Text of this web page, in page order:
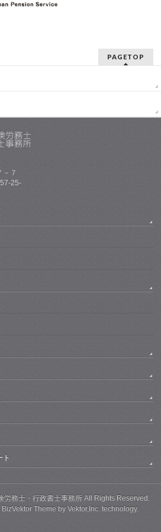
PAGETOP
－７
25-
ト
労務士・行政書士事務所All Rights Reserved.
BizVektor Theme byVektor,Inc. technology.